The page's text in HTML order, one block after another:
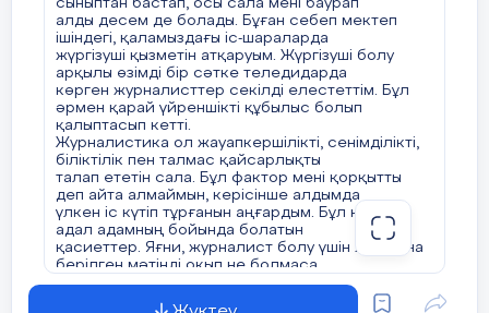
Әрбір адамның ойы құнды да,маңызды.
Осы сайысты ұйымдастырушыларға
алғысым шексіз. Себебі біздің,
жастардың, көзқарастарымыз маңызды
екені сезіледі. Егер жастар өз ойын
ешқандай қысылусыз айтатын болса,өз
дегенінде тұратын болса,олардың ойлары
мен көзқарастары маңызды екенін сезінсе,
Республикамызды көркейтетін нағыз
азаматтар көбейеді.
сыныптан бастап, осы сала мені баурап
алды десем де болады. Бұған себеп мектеп
ішіндегі, қаламыздағы іс-шараларда
жүргізуші қызметін атқаруым. Жүргізуші болу
арқылы өзімді бір сәтке теледидарда
көрген журналисттер секілді елестеттім. Бұл
әрмен қарай үйреншікті құбылыс болып
қалыптасып кетті.
Журналистика ол жауапкершілікті, сенімділікті,
біліктілік пен талмас қайсарлықты
талап ететін сала. Бұл фактор мені қорқытты
деп айта алмаймын, керісінше алдымда
үлкен іс күтіп тұрғанын аңғардым. Бұл нағыз
адал адамның бойында болатын
қасиеттер. Яғни, журналист болу үшін жай ғана
берілген мәтінді оқып не болмаса
камера алдында барынша әдемі түр жасау емес,
адам бола білу қажет. Халықтың мұнзарың